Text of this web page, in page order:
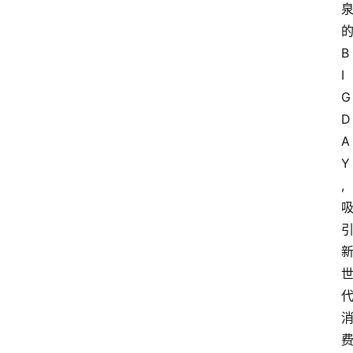
泉
的
B
I
G
D
A
Y
,
吸
引
新
世
代
消
费